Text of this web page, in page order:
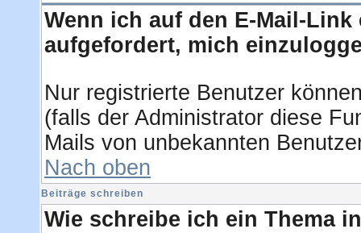
Wenn ich auf den E-Mail-
aufgefordert, mich
Nur registrierte Benutzer
(falls der Administrator diese
Mails von unbekannten
Nach oben
Beiträge schreiben
Wie schreibe ich ein Thema